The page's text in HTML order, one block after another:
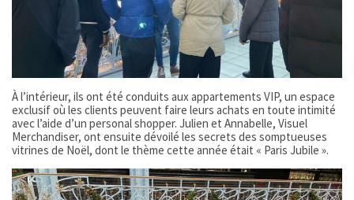
À l’intérieur, ils ont été conduits aux appartements VIP, un espace
exclusif où les clients peuvent faire leurs achats en toute intimité
avec l’aide d’un personal shopper. Julien et Annabelle, Visuel
Merchandiser, ont ensuite dévoilé les secrets des somptueuses
vitrines de Noël, dont le thème cette année était « Paris Jubile ».